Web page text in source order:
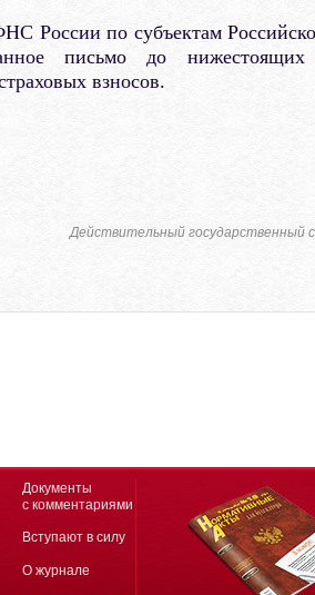
России по субъектам
письмо до
взносов.
Действительный государственный
Документы
с комментариями
Вступают в силу
О журнале